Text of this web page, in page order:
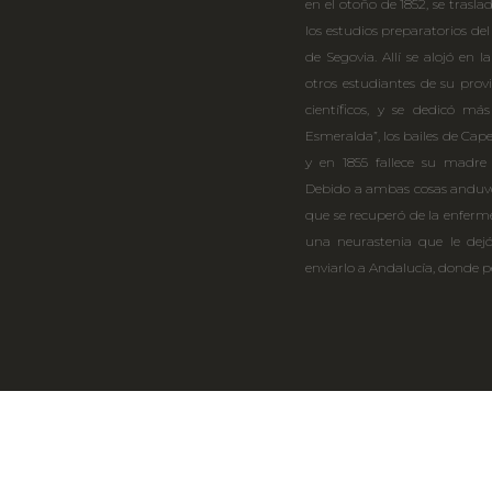
en el otoño de 1852, se
los estudios preparatorios
de Segovia. Allí se alojó en
otros estudiantes de su
científicos, y se dedicó
Esmeralda”, los bailes de
y en 1855 fallece su
Debido a ambas cosas
que se recuperó de la
una neurastenia que le
enviarlo a Andalucía, donde